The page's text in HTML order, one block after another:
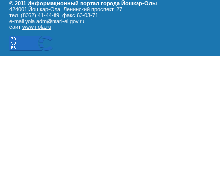
© 2011 Информационный портал города Йошкар-Олы
424001 Йошкар-Ола, Ленинский проспект, 27
тел. (8362) 41-44-89, факс 63-03-71,
e-mail yola.adm@mari-el.gov.ru
сайт www.i-ola.ru